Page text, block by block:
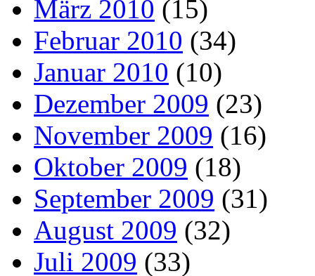
März 2010 (15)
Februar 2010 (34)
Januar 2010 (10)
Dezember 2009 (23)
November 2009 (16)
Oktober 2009 (18)
September 2009 (31)
August 2009 (32)
Juli 2009 (33)